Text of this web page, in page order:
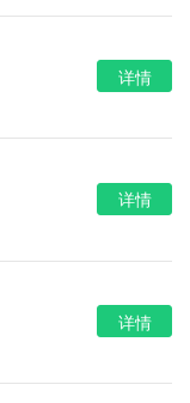
详情
详情
详情